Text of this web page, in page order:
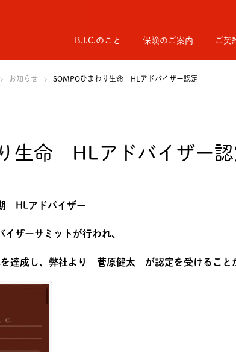
B.I.C.のこと 保険のご案内 ご契
お知らせ SOMPOひまわり生命 HLアドバイザー認定
生命 HLアドバイザー認
HLアドバイザー
ザーサミットが行われ、
を達成し、弊社より 菅原健太 が認定を受けること